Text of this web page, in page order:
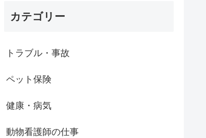
カテゴリー
トラブル・事故
ペット保険
健康・病気
動物看護師の仕事